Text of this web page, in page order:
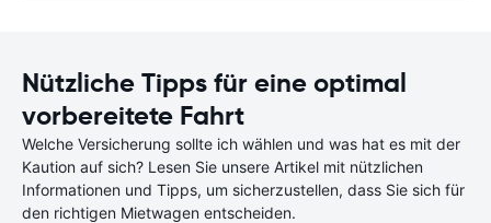
Nützliche Tipps für eine optimal
vorbereitete Fahrt
Welche Versicherung sollte ich wählen und was hat es mit der
Kaution auf sich? Lesen Sie unsere Artikel mit nützlichen
Informationen und Tipps, um sicherzustellen, dass Sie sich für
den richtigen Mietwagen entscheiden.